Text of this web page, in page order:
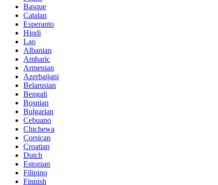
Basque
Catalan
Esperanto
Hindi
Lao
Albanian
Amharic
Armenian
Azerbaijani
Belarusian
Bengali
Bosnian
Bulgarian
Cebuano
Chichewa
Corsican
Croatian
Dutch
Estonian
Filipino
Finnish